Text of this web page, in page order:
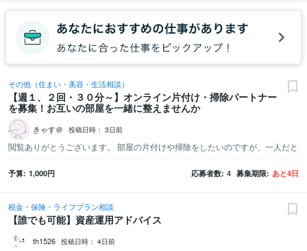
その他（住まい・美容・生活相談）
【週１、２回・３０分～】オンライン片付け・掃除パートナー
を募集！お互いの部屋を一緒に整えませんか
きゃす＠ 投稿日時： 3日前
予算 1,000円 応募者数 4 募集期限 あと4日
税金・保険・ライフプラン相談
【誰でも可能】資産運用アドバイス
th1526 投稿日時： 4日前